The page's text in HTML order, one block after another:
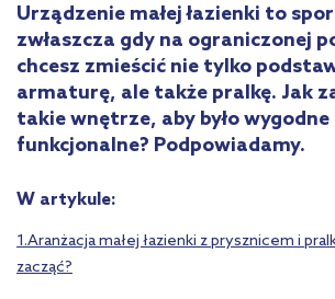
Urządzenie małej łazienki to
zwłaszcza gdy na ograniczonej
chcesz zmieścić nie tylko
armaturę, ale także pralkę. Jak
takie wnętrze, aby było wygodne
funkcjonalne? Podpowiadamy.
W artykule:
1.Aranżacja małej łazienki z prysznicem i
zacząć?